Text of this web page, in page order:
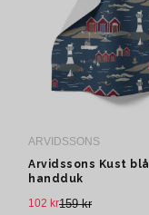
ARVIDSSONS
Arvidssons Kust blå
handduk
159 kr
102 kr